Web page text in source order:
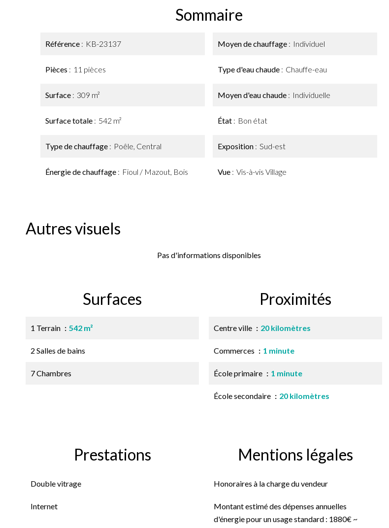
Sommaire
Référence KB-23137
Pièces 11 pièces
Surface 309 m²
Surface totale 542 m²
Type de chauffage Poêle, Central
Énergie de chauffage Fioul / Mazout, Bois
Moyen de chauffage Individuel
Type d'eau chaude Chauffe-eau
Moyen d'eau chaude Individuelle
État Bon état
Exposition Sud-est
Vue Vis-à-vis Village
Autres visuels
Pas d'informations disponibles
Surfaces
1 Terrain 542 m²
2 Salles de bains
7 Chambres
Proximités
Centre ville 20 kilomètres
Commerces 1 minute
École primaire 1 minute
École secondaire 20 kilomètres
Prestations
Double vitrage
Internet
Mentions légales
Honoraires à la charge du vendeur
Montant estimé des dépenses annuelles
d'énergie pour un usage standard : 1880€ ~